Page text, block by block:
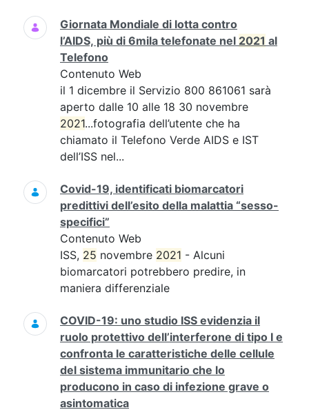
Giornata Mondiale di lotta contro
l’AIDS, più di 6mila telefonate nel 2021 al
Telefono
Contenuto Web
il 1 dicembre il Servizio 800 861061 sarà
aperto dalle 10 alle 18 30 novembre
2021...fotografia dell’utente che ha
chiamato il Telefono Verde AIDS e IST
dell’ISS nel...
Covid-19, identificati biomarcatori
predittivi dell’esito della malattia “sesso-
specifici”
Contenuto Web
ISS, 25 novembre 2021 - Alcuni
biomarcatori potrebbero predire, in
maniera differenziale
COVID-19: uno studio ISS evidenzia il
ruolo protettivo dell’interferone di tipo I e
confronta le caratteristiche delle cellule
del sistema immunitario che lo
producono in caso di infezione grave o
asintomatica